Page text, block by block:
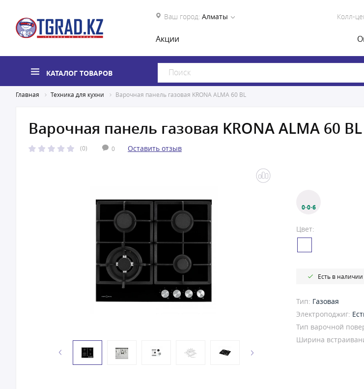
Ваш город: Алматы Колл-
Акции
КАТАЛОГ ТОВАРОВ
Главная Техника для кухни Варочная панель газовая KRONA ALMA 60 BL
Варочная панель газовая KRONA ALMA 60 BL
(0) 0 Оставить отзыв
0·0·6
Цвет:
Есть в наличии
Тип: Газовая
Электроподжиг:
Тип варочной
Ширина